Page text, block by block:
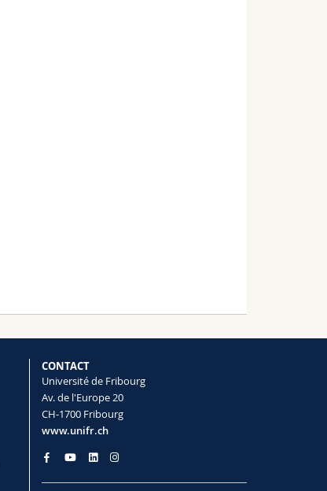
CONTACT
Université de Fribourg
Av. de l'Europe 20
CH-1700 Fribourg
www.unifr.ch